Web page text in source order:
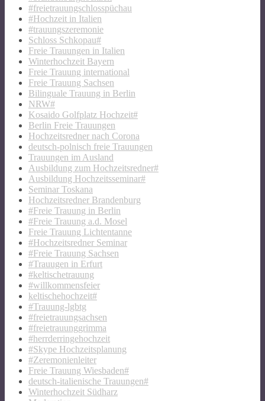
#freietrauungschlosspüchau
#Hochzeit in Italien
#trauungszeremonie
Schloss Schkopau#
Freie Trauungen in Italien
Winterhochzeit Bayern
Freie Trauung international
Freie Trauung Sachsen
Bilinguale Trauung in Berlin
NRW#
Kosaido Golfplatz Hochzeit#
Berlin Freie Trauungen
Hochzeitsredner nach Corona
deutsch-polnisch freie Trauungen
Trauungen im Ausland
Ausbildung zum Hochzeitsredner#
Ausbildung Hochzeitsseminar#
Seminar Toskana
Hochzeitsredner Brandenburg
#Freie Trauung in Berlin
#Freie Trauung a.d. Mosel
Freie Trauung Lichtentanne
#Hochzeitsredner Seminar
#Freie Trauung Sachsen
#Trauugen in Erfurt
#keltischetrauung
#willkommensfeier
keltischehochzeit#
#Trauung-lgbtg
#freietrauungsachsen
#freietrauunggrimma
#herrderringehochzeit
#Skype Hochzeitsplanung
#Zeremonienleiter
Freie Trauung Wiesbaden#
deutsch-italienische Trauungen#
Winterhochzeit Südharz